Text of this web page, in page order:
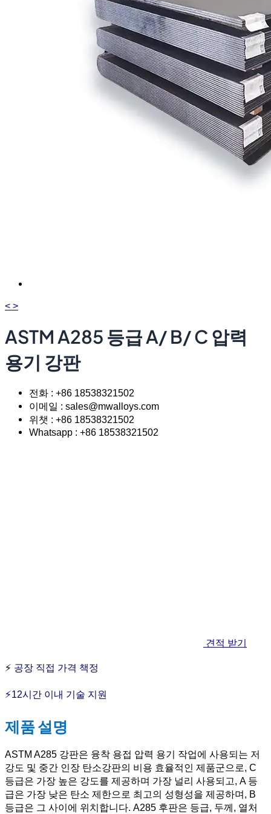
< >
ASTM A285 등급 A/ B/ C 압력
용기 강판
전화 : +86 18538321502
이메일 : sales@mwalloys.com
위챗 : +86 18538321502
Whatsapp : +86 18538321502
견적 받기
⚡ 공장 직접 가격 책정
⚡12시간 이내 기술 지원
제품 설명
ASTM A285 강판은 융착 용접 압력 용기 작업에 사용되는 저
강도 및 중간 인장 탄소강판의 비용 효율적인 제품군으로, C
등급은 가장 높은 강도를 제공하며 가장 널리 사용되고, A 등
급은 가장 낮은 탄소 제한으로 최고의 성형성을 제공하며, B
등급은 그 사이에 위치합니다. A285 후판은 등급, 두께, 열처